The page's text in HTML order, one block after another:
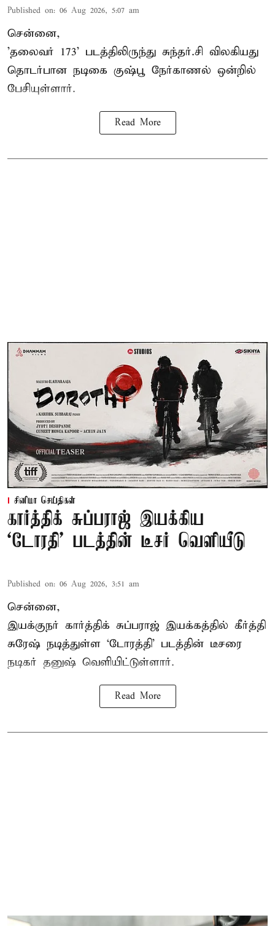
Published on: 06 Aug 2026, 5:07 am
சென்னை,
'தலைவர் 173' படத்திலிருந்து சுந்தர்.சி விலகியது
தொடர்பான நடிகை குஷ்பூ நேர்காணல் ஒன்றில்
பேசியுள்ளார்.
Read More
சினிமா செய்திகள்
கார்த்திக் சுப்பராஜ் இயக்கிய
`டோரதி' படத்தின் டீசர் வெளியீடு
Published on: 06 Aug 2026, 3:51 am
சென்னை,
இயக்குநர் கார்த்திக் சுப்பராஜ் இயக்கத்தில் கீர்த்தி
சுரேஷ் நடித்துள்ள `டோரத்தி' படத்தின் டீசரை
நடிகர் தனுஷ் வெளியிட்டுள்ளார்.
Read More